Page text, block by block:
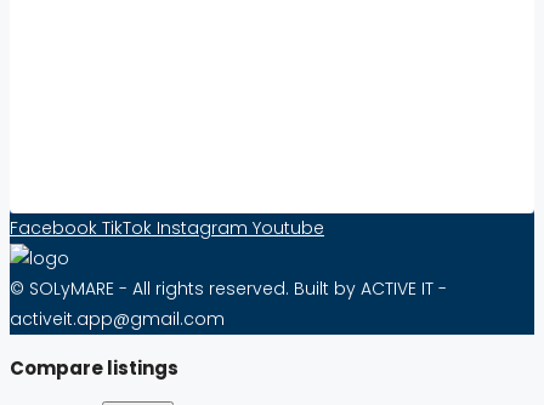
Facebook TikTok Instagram Youtube
© SOLyMARE - All rights reserved. Built by ACTIVE IT -
activeit.app@gmail.com
Compare listings